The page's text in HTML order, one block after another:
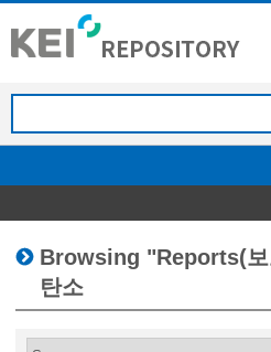
Browsing "Reports(
탄소